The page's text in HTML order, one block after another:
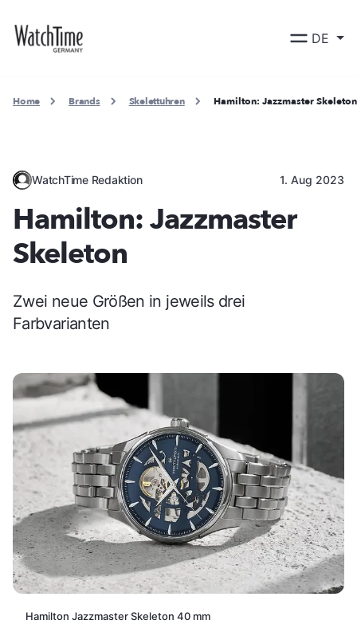
DE
Home Brands Skelettuhren Hamilton: Jazzmaster Skeleton
WatchTime Redaktion 1. Aug 2023
Hamilton: Jazzmaster
Skeleton
Zwei neue Größen in jeweils drei
Farbvarianten
Hamilton Jazzmaster Skeleton 40 mm